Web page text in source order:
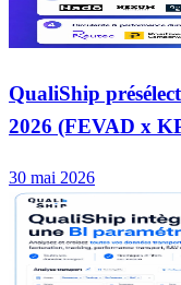
QualiShip
2026 (FEVAD x
30 mai 2026